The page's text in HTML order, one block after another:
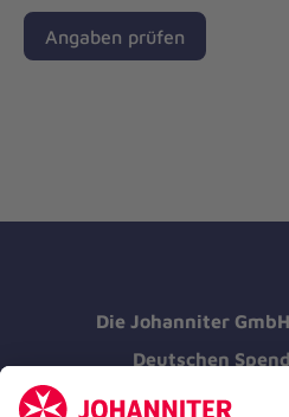
Angaben prüfen
Die Johanniter
Deutschen